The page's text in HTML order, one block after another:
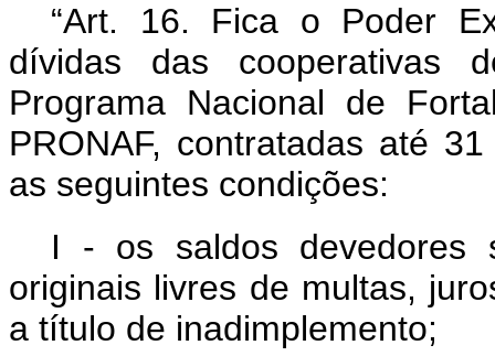
“Art. 16. Fica o Poder
dívidas das cooperativas
Programa Nacional de
PRONAF, contratadas até
as seguintes condições:
I - os saldos devedores
originais livres de multas,
a título de inadimplemento;